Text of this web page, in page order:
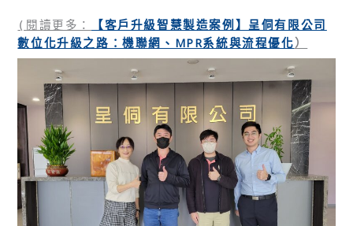
( 閱讀更多：
【客戶升級智慧製造案例】呈侗有限公司
數位化升級之路：機聯網、MPR系統與流程優化）